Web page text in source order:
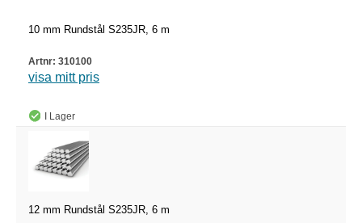
10 mm Rundstål S235JR, 6 m
310100
visa mitt pris
I Lager
12 mm Rundstål S235JR, 6 m